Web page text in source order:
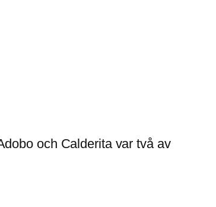
och Calderita var två av